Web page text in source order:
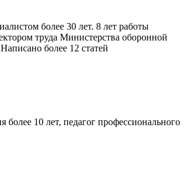
более 30 лет. 8 лет работы
труда Министерства оборонной
более 12 статей
более 10 лет, педагог профессионального